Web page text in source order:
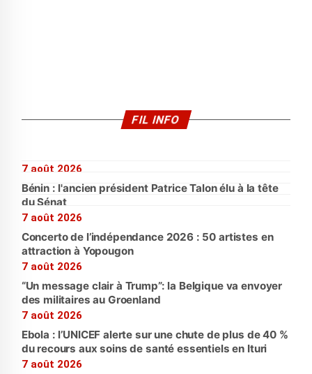
FIL INFO
7 août 2026
Bénin : l'ancien président Patrice Talon élu à la tête
du Sénat
7 août 2026
Concerto de l’indépendance 2026 : 50 artistes en
attraction à Yopougon
7 août 2026
“Un message clair à Trump”: la Belgique va envoyer
des militaires au Groenland
7 août 2026
Ebola : l’UNICEF alerte sur une chute de plus de 40 %
du recours aux soins de santé essentiels en Ituri
7 août 2026